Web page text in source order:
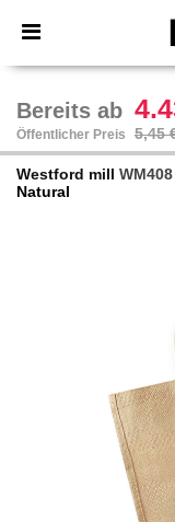
× Needen
Bessere
Bereits ab
Öffentlicher Preis 5,45
Westford mill
Natural